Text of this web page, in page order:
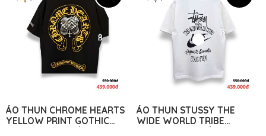
ÁO THUN CHROME HEARTS
YELLOW PRINT GOTHIC
ÁO THUN STUSSY THE
WIDE WORLD TRIBE